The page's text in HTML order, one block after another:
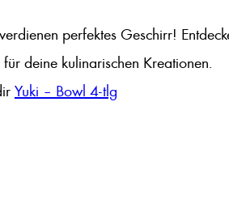
perfektes Geschirr!
deine kulinarischen Kreationen.
Yuki – Bowl 4-tlg